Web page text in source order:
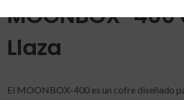
MOONBOX-400
Llaza
El MOONBOX-400 es un cofre diseñado